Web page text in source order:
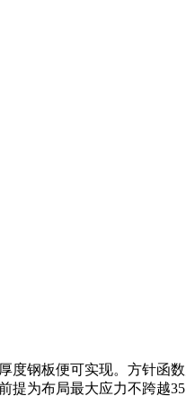
板便可实现。方针函
为布局最大应力不跨越35